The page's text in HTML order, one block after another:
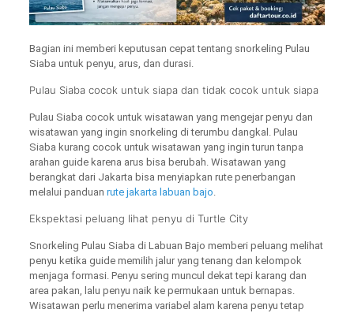
Bagian ini memberi keputusan cepat tentang snorkeling Pulau
Siaba untuk penyu, arus, dan durasi.
Pulau Siaba cocok untuk siapa dan tidak cocok untuk siapa
Pulau Siaba cocok untuk wisatawan yang mengejar penyu dan
wisatawan yang ingin snorkeling di terumbu dangkal. Pulau
Siaba kurang cocok untuk wisatawan yang ingin turun tanpa
arahan guide karena arus bisa berubah. Wisatawan yang
berangkat dari Jakarta bisa menyiapkan rute penerbangan
melalui panduan rute jakarta labuan bajo.
Ekspektasi peluang lihat penyu di Turtle City
Snorkeling Pulau Siaba di Labuan Bajo memberi peluang melihat
penyu ketika guide memilih jalur yang tenang dan kelompok
menjaga formasi. Penyu sering muncul dekat tepi karang dan
area pakan, lalu penyu naik ke permukaan untuk bernapas.
Wisatawan perlu menerima variabel alam karena penyu tetap